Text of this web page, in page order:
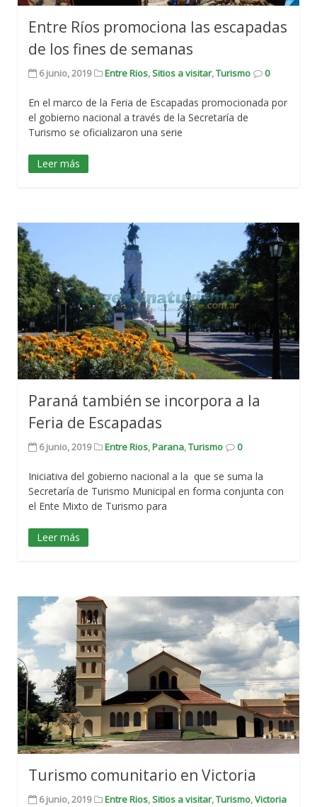
Entre Ríos promociona las escapadas
de los fines de semanas
6 junio, 2019 Entre Rios,Sitios a visitar,Turismo 0
En el marco de la Feria de Escapadas promocionada por
el gobierno nacional a través de la Secretaría de
Turismo se oficializaron una serie
Leer más
Paraná también se incorpora a la
Feria de Escapadas
6 junio, 2019 Entre Rios,Parana,Turismo 0
Iniciativa del gobierno nacional a la que se suma la
Secretaría de Turismo Municipal en forma conjunta con
el Ente Mixto de Turismo para
Leer más
Turismo comunitario en Victoria
6 junio, 2019 Entre Rios,Sitios a visitar,Turismo,Victoria